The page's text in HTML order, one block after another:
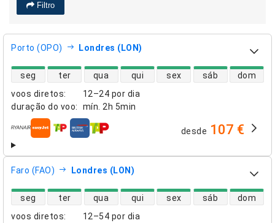
Filtro
Porto (OPO) Londres (LON)
voos diretos:
12–24 por dia
duração do voo: mín. 2h 5min
disponibilidade de voos diretos
seg ter qua qui sex sáb dom
companhias aéreas desde 107 €
Faro (FAO) Londres (LON)
voos diretos:
12–54 por dia
disponibilidade de voos diretos
seg ter qua qui sex sáb dom